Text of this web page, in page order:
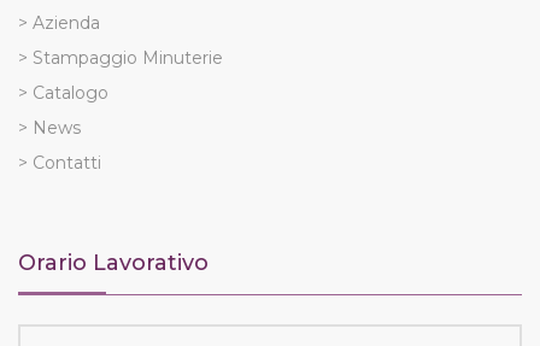
> Azienda
> Stampaggio Minuterie
> Catalogo
> News
> Contatti
Orario Lavorativo